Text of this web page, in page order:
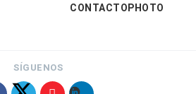
CONTACTOPHOTO
SÍGUENOS